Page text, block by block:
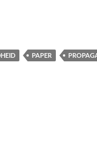
cursus ‘Keizer
PAPER